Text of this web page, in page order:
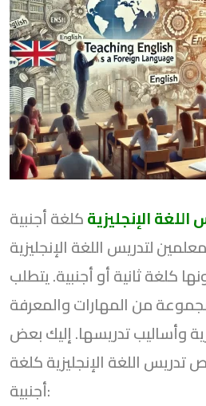
الإنجليزيةكلغة أجنبية (TEFL)
لتدريس اللغة الإنجليزية
كلغة ثانية أو أجنبية. يتطلب
من المهارات والمعرفة
وأساليب تدريسها. إليك بعض
تدريس اللغة الإنجليزية كلغة
أجنبية: